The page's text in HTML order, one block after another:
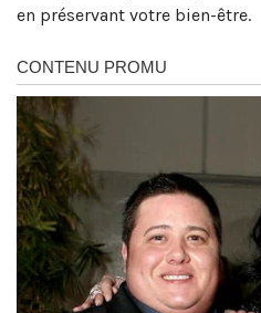
en préservant votre bien-être.